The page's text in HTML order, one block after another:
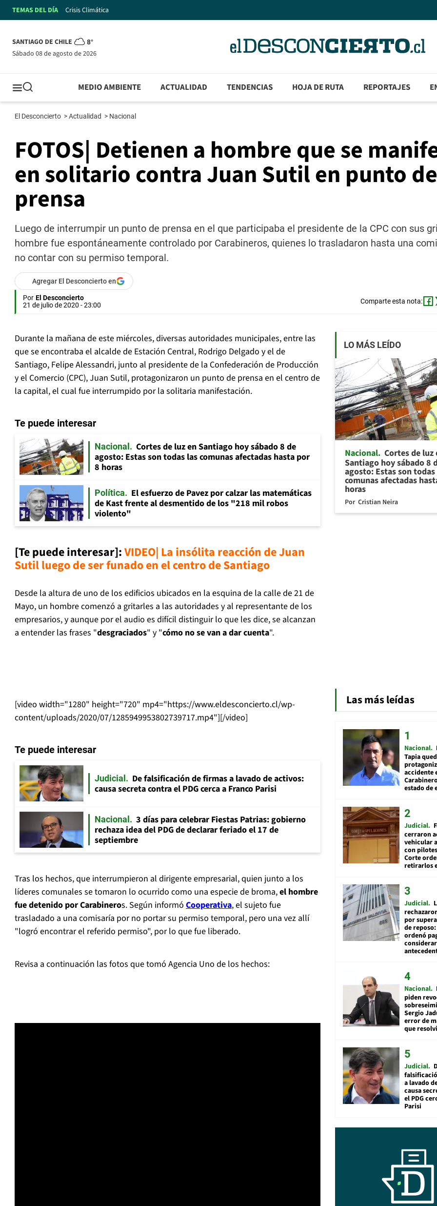
TEMAS DEL DÍA Crisis Climática
SANTIAGO DE CHILE 8°
sábado 08 de agosto de 2026
MEDIO AMBIENTE ACTUALIDAD TENDENCIAS HOJA DE RUTA REPORTAJES
El Desconcierto >Actualidad > Nacional
FOTOS| Detienen a hombre que se
en solitario contra Juan Sutil en punto de
prensa
Luego de interrumpir un punto de prensa en el que participaba el presidente de la CPC con sus
hombre fue espontáneamente controlado por Carabineros, quienes lo trasladaron hasta una
no contar con su permiso temporal.
Agregar El Desconcierto en
Por El Desconcierto
21 de julio de 2020 - 23:00
Comparte esta nota:
Durante la mañana de este miércoles, diversas autoridades municipales, entre las
que se encontraba el alcalde de Estación Central, Rodrigo Delgado y el de
Santiago, Felipe Alessandri, junto al presidente de la Confederación de Producción
y el Comercio (CPC), Juan Sutil, protagonizaron un punto de prensa en el centro de
la capital, el cual fue interrumpido por la solitaria manifestación.
Te puede interesar
Nacional
Cortes de luz en Santiago hoy sábado 8 de
agosto: Estas son todas las comunas afectadas hasta por
8 horas
Política
El esfuerzo de Pavez por calzar las matemáticas
de Kast frente al desmentido de los "218 mil robos
violento"
[Te puede interesar]:VIDEO| La insólita reacción de Juan
Sutil luego de ser funado en el centro de Santiago
Desde la altura de uno de los edificios ubicados en la esquina de la calle de 21 de
Mayo, un hombre comenzó a gritarles a las autoridades y al representante de los
empresarios, y aunque por el audio es difícil distinguir lo que les dice, se alcanzan
a entender las frases "desgraciados" y "cómo no se van a dar cuenta".
[video width="1280" height="720" mp4="https://www.eldesconcierto.cl/wp-
content/uploads/2020/07/1285949953802739717.mp4"][/video]
Te puede interesar
Judicial
De falsificación de firmas a lavado de activos:
causa secreta contra el PDG cerca a Franco Parisi
Nacional
3 días para celebrar Fiestas Patrias: gobierno
rechaza idea del PDG de declarar feriado el 17 de
septiembre
Tras los hechos, que interrumpieron al dirigente empresarial, quien junto a los
líderes comunales se tomaron lo ocurrido como una especie de broma,el hombre
fue detenido por Carabineros. Según informó Cooperativa, el sujeto fue
trasladado a una comisaría por no portar su permiso temporal, pero una vez allí
"logró encontrar el referido permiso", por lo que fue liberado.
Revisa a continuación las fotos que tomó Agencia Uno de los hechos:
LO MÁS LEÍDO
Nacional Cortes de luz
Santiago hoy sábado 8
agosto: Estas son todas
comunas afectadas
horas
Por Cristian Neira
Las más leídas
Nacional
Tapia
accidente
estado de
Judicial
cerraron
vehicular
con
Corte
retirarlos
Judicial
por
de
ordenó
Nacional
piden
Sergio
error de
que
Judicial
a lavado
causa
el PDG
Parisi